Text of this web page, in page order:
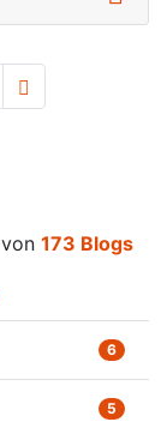
von 173 Blogs
6
5